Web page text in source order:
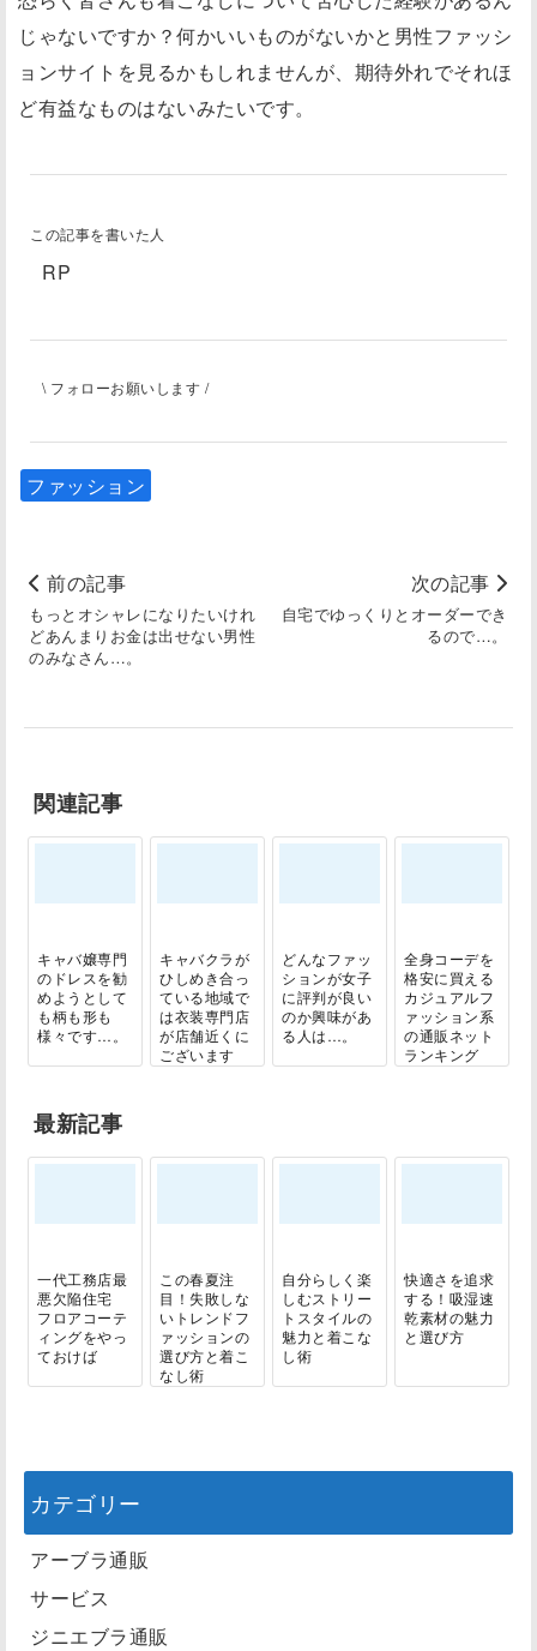
じゃないですか？何かいいものがないかと男性ファッシ
ョンサイトを見るかもしれませんが、期待外れでそれほ
ど有益なものはないみたいです。
この記事を書いた人
RP
\ フォローお願いします /
ファッション
前の記事
もっとオシャレになりたいけれ
どあんまりお金は出せない男性
のみなさん…。
次の記事
自宅でゆっくりとオーダーでき
るので…。
関連記事
キャバ嬢専門
のドレスを勧
めようとして
も柄も形も
様々です…。
キャバクラが
ひしめき合っ
ている地域で
は衣装専門店
が店舗近くに
ございます
どんなファッ
ションが女子
に評判が良い
のか興味があ
る人は…。
全身コーデを
格安に買える
カジュアルフ
ァッション系
の通販ネット
ランキング
最新記事
一代工務店最
悪欠陥住宅
フロアコーテ
ィングをやっ
ておけば
この春夏注
目！失敗しな
いトレンドフ
ァッションの
選び方と着こ
なし術
自分らしく楽
しむストリー
トスタイルの
魅力と着こな
し術
快適さを追求
する！吸湿速
乾素材の魅力
と選び方
カテゴリー
アーブラ通販
サービス
ジニエブラ通販